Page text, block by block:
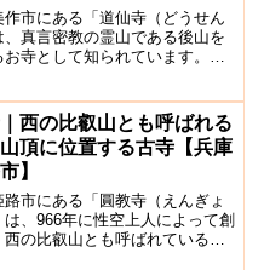
作市にある「道仙寺（どうせん
、真言密教の霊山である後山を
寺として知られています。修
仙寺も奥の院まで、狭い範囲な
禁制の区域があり...
西の比叡山とも呼ばれる
頂に位置する古寺【兵庫
】
路市にある「圓教寺（えんぎょ
は、966年に性空上人によって創
西の比叡山とも呼ばれている古